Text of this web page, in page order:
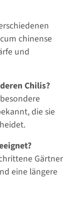
chinense
und
Chilis?
die sie
Gärtner
eine längere